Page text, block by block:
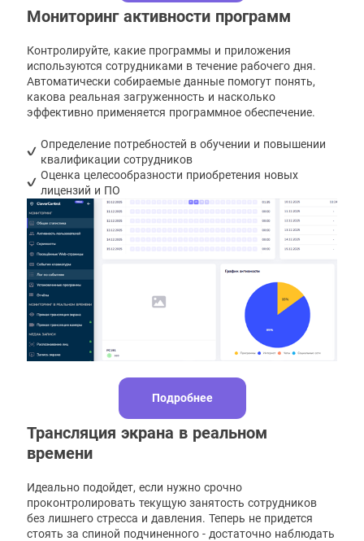
Мониторинг активности программ
Контролируйте, какие программы и приложения
используются сотрудниками в течение рабочего дня.
Автоматически собираемые данные помогут понять,
какова реальная загруженность и насколько
эффективно применяется программное обеспечение.
Определение потребностей в обучении и повышении
квалификации сотрудников
Оценка целесообразности приобретения новых
лицензий и ПО
Подробнее
Трансляция экрана в реальном
времени
Идеально подойдет, если нужно срочно
проконтролировать текущую занятость сотрудников
без лишнего стресса и давления. Теперь не придется
стоять за спиной подчиненного - достаточно наблюдать